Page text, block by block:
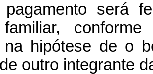
será
familiar,
na hipótese de o
outro integrante